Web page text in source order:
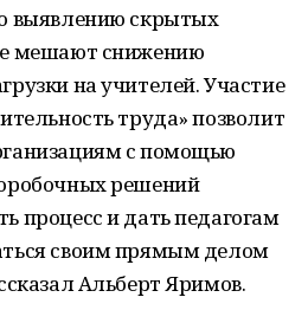
выявлению скрытых
мешают снижению
на учителей. Участие
труда» позволит
с помощью
решений
процесс и дать педагогам
своим прямым делом
Альберт Яримов.